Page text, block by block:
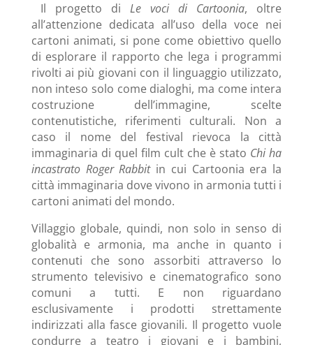
Il progetto di Le voci di Cartoonia, oltre
all’attenzione dedicata all’uso della voce nei
cartoni animati, si pone come obiettivo quello
di esplorare il rapporto che lega i programmi
rivolti ai più giovani con il linguaggio utilizzato,
non inteso solo come dialoghi, ma come intera
costruzione dell’immagine, scelte
contenutistiche, riferimenti culturali. Non a
caso il nome del festival rievoca la città
immaginaria di quel film cult che è stato Chi ha
incastrato Roger Rabbitin cui Cartoonia era la
città immaginaria dove vivono in armonia tutti i
cartoni animati del mondo.
Villaggio globale, quindi, non solo in senso di
globalità e armonia, ma anche in quanto i
contenuti che sono assorbiti attraverso lo
strumento televisivo e cinematografico sono
comuni a tutti. E non riguardano
esclusivamente i prodotti strettamente
indirizzati alla fasce giovanili. Il progetto vuole
condurre a teatro i giovani e i bambini,